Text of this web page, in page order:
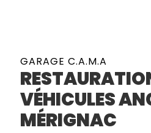
GARAGE C.A.M.A
VÉHICULES
MÉRIGNAC